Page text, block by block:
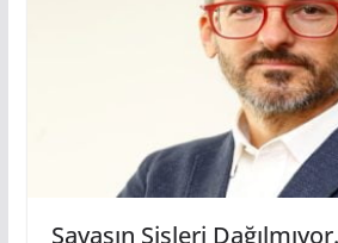
Savaşın Sisleri